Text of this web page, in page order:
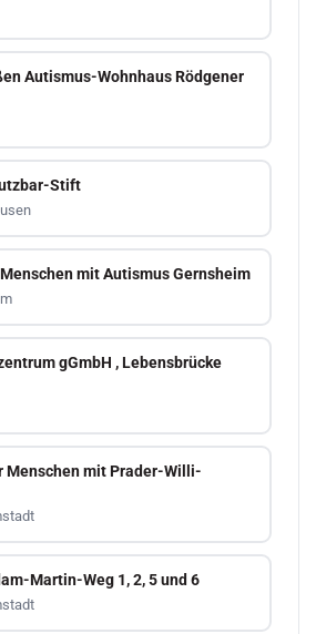
Autismus-Wohnhaus Rödgener
Stift
mit Autismus Gernsheim
gGmbH , Lebensbrücke
Menschen mit Prader-Willi-
Martin-Weg 1, 2, 5 und 6